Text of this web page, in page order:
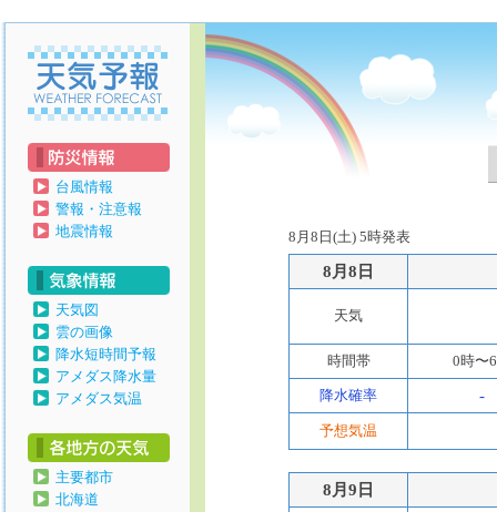
天気予報
台風情報
警報・注意報
地震情報
天気図
雲の画像
降水短時間予報
アメダス降水量
アメダス気温
主要都市
北海道
8月8日(土) 5時発表
8月8日
天気
時間帯 0時〜
降水確率 -
予想気温
8月9日